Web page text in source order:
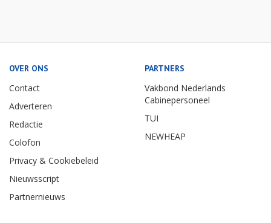
OVER ONS
Contact
Adverteren
Redactie
Colofon
Privacy & Cookiebeleid
Nieuwsscript
Partnernieuws
PARTNERS
Vakbond Nederlands
Cabinepersoneel
TUI
NEWHEAP